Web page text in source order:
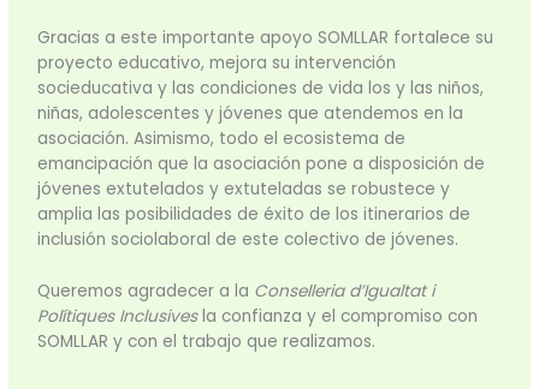
Gracias a este importante apoyo SOMLLAR fortalece su
proyecto educativo, mejora su intervención
socieducativa y las condiciones de vida los y las niños,
niñas, adolescentes y jóvenes que atendemos en la
asociación. Asimismo, todo el ecosistema de
emancipación que la asociación pone a disposición de
jóvenes extutelados y extuteladas se robustece y
amplia las posibilidades de éxito de los itinerarios de
inclusión sociolaboral de este colectivo de jóvenes.
Queremos agradecer a la Conselleria d’Igualtat i
Polítiques Inclusivesla confianza y el compromiso con
SOMLLAR y con el trabajo que realizamos.